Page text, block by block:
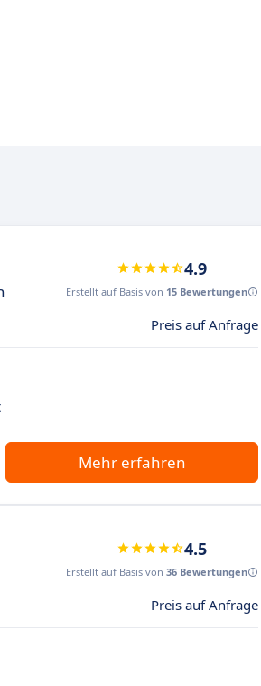
4.9
Erstellt auf Basis von 15 Bewertungen
Preis auf Anfrage
Mehr erfahren
4.5
Erstellt auf Basis von 36 Bewertungen
Preis auf Anfrage